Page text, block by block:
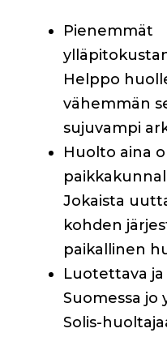
Pienemmät
Helppo
vähemmän
sujuvampi
Huolto aina
Jokaista
kohden
paikallinen
Luotettava ja
Suomessa jo
Solis-